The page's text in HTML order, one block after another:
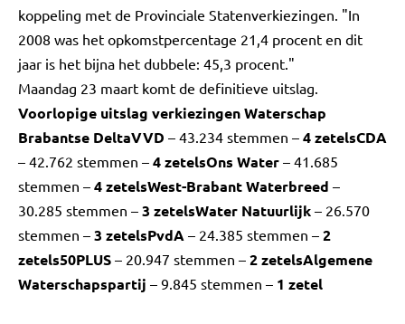
koppeling met de Provinciale Statenverkiezingen. "In
2008 was het opkomstpercentage 21,4 procent en dit
jaar is het bijna het dubbele: 45,3 procent."
Maandag 23 maart komt de definitieve uitslag.
Voorlopige uitslag verkiezingen Waterschap
Brabantse DeltaVVD – 43.234 stemmen – 4 zetelsCDA
– 42.762 stemmen – 4 zetelsOns Water – 41.685
stemmen – 4 zetelsWest-Brabant Waterbreed –
30.285 stemmen – 3 zetelsWater Natuurlijk – 26.570
stemmen – 3 zetelsPvdA – 24.385 stemmen – 2
zetels50PLUS – 20.947 stemmen – 2 zetelsAlgemene
Waterschapspartij – 9.845 stemmen – 1 zetel